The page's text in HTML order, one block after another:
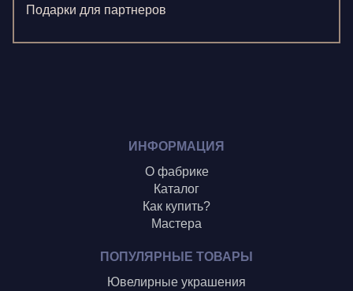
Ненажный А.
Олонцев О.
Подарки для партнеров
ИНФОРМАЦИЯ
О фабрике
Каталог
Как купить?
Мастера
ПОПУЛЯРНЫЕ ТОВАРЫ
Ювелирные украшения